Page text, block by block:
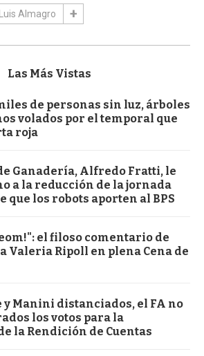
Luis Almagro
Las Más Vistas
de personas sin luz, árboles
volados por el temporal que
roja
Ganadería, Alfredo Fratti, le
a la reducción de la jornada
que los robots aporten al BPS
el filoso comentario de
Valeria Ripoll en plena Cena de
y Manini distanciados, el FA no
los votos para la
la Rendición de Cuentas